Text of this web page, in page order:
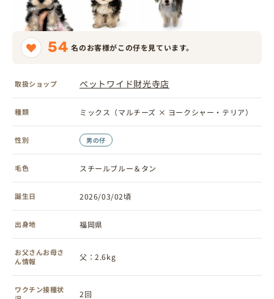
54 名のお客様がこの仔を見ています。
取扱ショップ ペットワイド財光寺店
種類 ミックス（マルチーズ × ヨークシャー・テリア）
性別 男の仔
毛色 スチールブルー＆タン
誕生日 2026/03/02頃
出身地 福岡県
お父さんお母さ
ん情報
父：2.6kg
ワクチン接種状
2回